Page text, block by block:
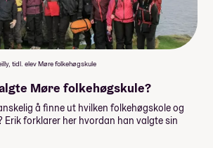
// HØST 26
// HØST 26
// HØST 26
// HØST 26
// VÅR 27
// VÅR 27
// VÅR 27
// VÅR 27
VÅR 27
for linja 92 000,-
fra Lånekassen
-30 976,-
-46 464,-
tidl. elev Møre folkehøgskule
Møre folkehøgskule?
å finne ut hvilken folkehøgskole og
Erik forklarer her hvordan han valgte sin